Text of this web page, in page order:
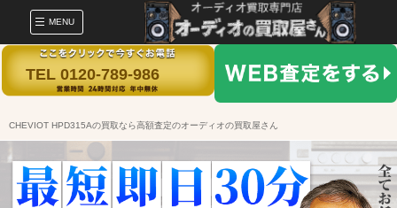
MENU
TEL 0120-789-986
CHEVIOT HPD315Aの買取なら高額査定のオーディオの買取屋さん